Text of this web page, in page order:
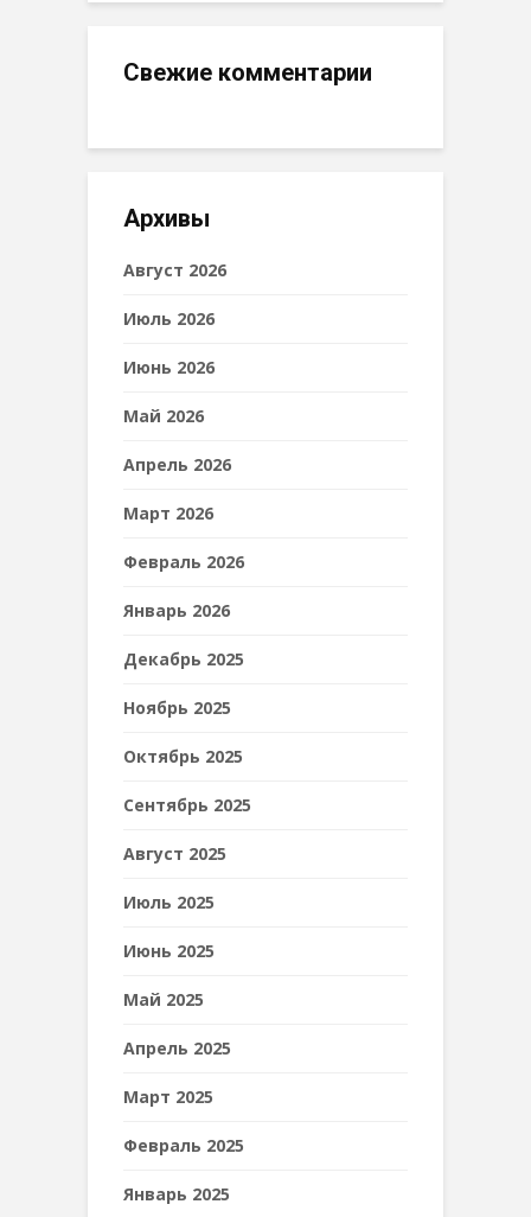
Свежие комментарии
Архивы
Август 2026
Июль 2026
Июнь 2026
Май 2026
Апрель 2026
Март 2026
Февраль 2026
Январь 2026
Декабрь 2025
Ноябрь 2025
Октябрь 2025
Сентябрь 2025
Август 2025
Июль 2025
Июнь 2025
Май 2025
Апрель 2025
Март 2025
Февраль 2025
Январь 2025